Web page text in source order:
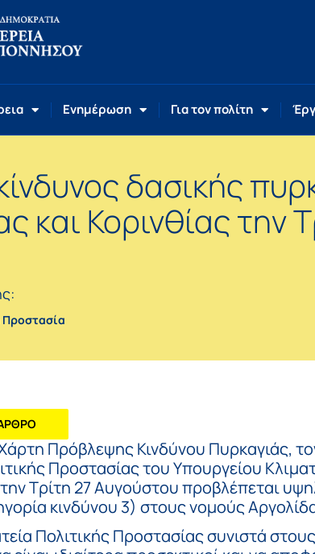
Ενημέρωση Για τον πολίτη
δασικής
και Κορινθίας την
Προστασία
Πρόβλεψης Κινδύνου Πυρκαγιάς, τον
Προστασίας του Υπουργείου
Τρίτη 27 Αυγούστου προβλέπεται
κινδύνου 3) στους νομούς
Πολιτικής Προστασίας συνιστά